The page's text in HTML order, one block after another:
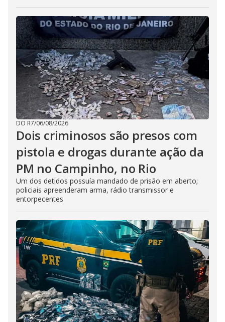
DO R7/06/08/2026
Dois criminosos são presos com
pistola e drogas durante ação da
PM no Campinho, no Rio
Um dos detidos possuía mandado de prisão em aberto;
policiais apreenderam arma, rádio transmissor e
entorpecentes